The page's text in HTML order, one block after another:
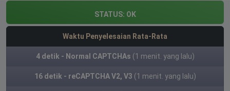
STATUS: OK
Waktu Penyelesaian Rata-Rata
4 detik - Normal CAPTCHAs (1 menit. yang lalu)
16 detik - reCAPTCHA V2, V3 (1 menit. yang lalu)